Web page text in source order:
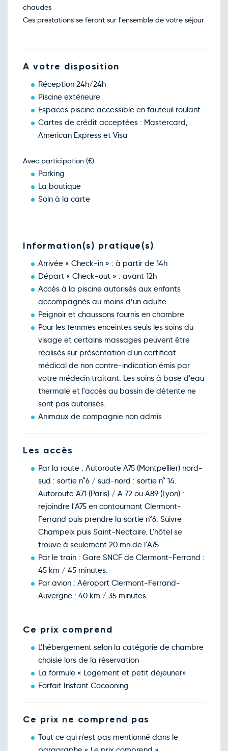
chaudes
Ces prestations se feront sur l'ensemble de votre séjour
A votre disposition
Réception 24h/24h
Piscine extérieure
Espaces piscine accessible en fauteuil roulant
Cartes de crédit acceptées : Mastercard,
American Express et Visa
Avec participation (€) :
Parking
La boutique
Soin à la carte
Information(s) pratique(s)
Arrivée « Check-in » : à partir de 14h
Départ « Check-out » : avant 12h
Accès à la piscine autorisés aux enfants
accompagnés au moins d’un adulte
Peignoir et chaussons fournis en chambre
Pour les femmes enceintes seuls les soins du
visage et certains massages peuvent être
réalisés sur présentation d'un certificat
médical de non contre-indication émis par
votre médecin traitant. Les soins à base d'eau
thermale et l'accès au bassin de détente ne
sont pas autorisés.
Animaux de compagnie non admis
Les accès
Par la route : Autoroute A75 (Montpellier) nord-
sud : sortie n°6 / sud-nord : sortie n° 14.
Autoroute A71 (Paris) / A 72 ou A89 (Lyon) :
rejoindre l'A75 en contournant Clermont-
Ferrand puis prendre la sortie n°6. Suivre
Champeix puis Saint-Nectaire. L'hôtel se
trouve à seulement 20 mn de l'A75
Par le train : Gare SNCF de Clermont-Ferrand :
45 km / 45 minutes.
Par avion : Aéroport Clermont-Ferrand-
Auvergne : 40 km / 35 minutes.
Ce prix comprend
L’hébergement selon la catégorie de chambre
choisie lors de la réservation
La formule « Logement et petit déjeuner»
Forfait Instant Cocooning
Ce prix ne comprend pas
Tout ce qui n'est pas mentionné dans le